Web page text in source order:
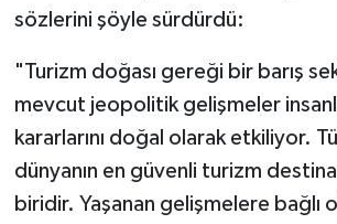
sözlerini şöyle sürdürdü:
"Turizm doğası gereği bir barış
mevcut jeopolitik gelişmeler
kararlarını doğal olarak etkiliyor.
dünyanın en güvenli turizm
biridir. Yaşanan gelişmelere bağlı